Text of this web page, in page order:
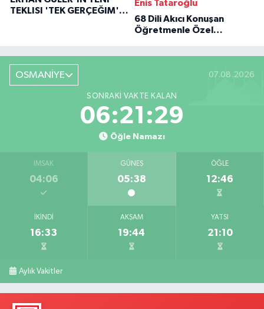
TEKLISI 'TEK GERÇEĞIM'LE
Enis Tataroğlu
68 Dili Akıcı Konuşan
Öğretmenle Özel
OSMANİYE 07.08.2026
SONRAKI VAKTE KALAN
06:21:28
Öğle Namazı
İMSAK
04:06
GÜNEŞ
05:38
ÖĞLE
12:46
İKINDI
16:33
AKŞAM
19:44
YATSI
21:10
Aylık Vakitler